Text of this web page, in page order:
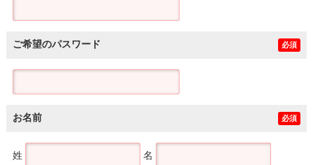
ご希望のパスワード 必須
お名前 必須
姓 名